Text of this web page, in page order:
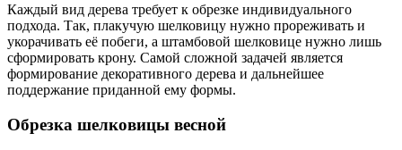
Каждый вид дерева требует к обрезке индивидуального
подхода. Так, плакучую шелковицу нужно прореживать и
укорачивать её побеги, а штамбовой шелковице нужно лишь
сформировать крону. Самой сложной задачей является
формирование декоративного дерева и дальнейшее
поддержание приданной ему формы.
Обрезка шелковицы весной